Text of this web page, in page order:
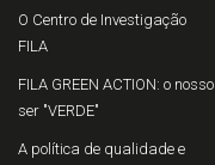
O Centro de Investigação
FILA
FILA GREEN ACTION: o nosso
ser "VERDE"
A política de qualidade e